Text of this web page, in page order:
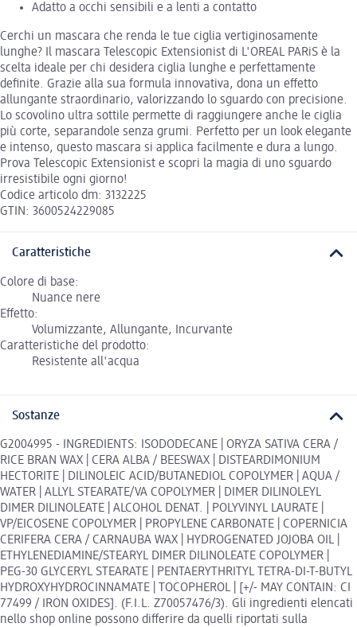
Adatto a occhi sensibili e a lenti a contatto
Cerchi un mascara che renda le tue ciglia vertiginosamente
lunghe? Il mascara Telescopic Extensionist di L'OREAL PARiS è la
scelta ideale per chi desidera ciglia lunghe e perfettamente
definite. Grazie alla sua formula innovativa, dona un effetto
allungante straordinario, valorizzando lo sguardo con precisione.
Lo scovolino ultra sottile permette di raggiungere anche le ciglia
più corte, separandole senza grumi. Perfetto per un look elegante
e intenso, questo mascara si applica facilmente e dura a lungo.
Prova Telescopic Extensionist e scopri la magia di uno sguardo
irresistibile ogni giorno!
Codice articolo dm: 3132225
GTIN: 3600524229085
Caratteristiche
Colore di base:
Nuance nere
Effetto:
Volumizzante, Allungante, Incurvante
Caratteristiche del prodotto:
Resistente all'acqua
Sostanze
G2004995 - INGREDIENTS: ISODODECANE | ORYZA SATIVA CERA /
RICE BRAN WAX | CERA ALBA / BEESWAX | DISTEARDIMONIUM
HECTORITE | DILINOLEIC ACID/BUTANEDIOL COPOLYMER | AQUA /
WATER | ALLYL STEARATE/VA COPOLYMER | DIMER DILINOLEYL
DIMER DILINOLEATE | ALCOHOL DENAT. | POLYVINYL LAURATE |
VP/EICOSENE COPOLYMER | PROPYLENE CARBONATE | COPERNICIA
CERIFERA CERA / CARNAUBA WAX | HYDROGENATED JOJOBA OIL |
ETHYLENEDIAMINE/STEARYL DIMER DILINOLEATE COPOLYMER |
PEG-30 GLYCERYL STEARATE | PENTAERYTHRITYL TETRA-DI-T-BUTYL
HYDROXYHYDROCINNAMATE | TOCOPHEROL | [+/- MAY CONTAIN: CI
77499 / IRON OXIDES]. (F.I.L. Z70057476/3). Gli ingredienti elencati
nello shop online possono differire da quelli riportati sulla